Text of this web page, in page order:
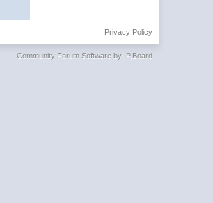
Privacy Policy
Community Forum Software by IP.Board